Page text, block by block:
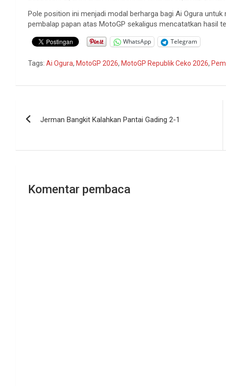
Pole position ini menjadi modal berharga bagi Ai Ogura
pembalap papan atas MotoGP sekaligus mencatatkan hasil
WhatsApp Telegram
Tags: Ai Ogura, MotoGP 2026, MotoGP Republik Ceko 2026,
Jerman Bangkit Kalahkan Pantai Gading 2-1
Komentar pembaca